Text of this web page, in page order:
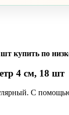
купить по
4 см, 18 шт
С